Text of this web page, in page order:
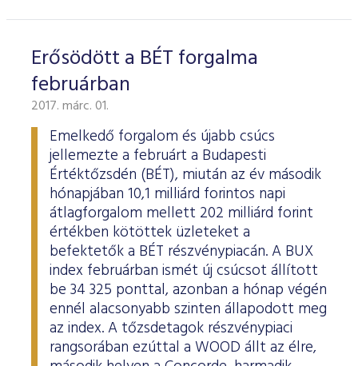
Erősödött a BÉT forgalma
februárban
2017. márc. 01.
Emelkedő forgalom és újabb csúcs
jellemezte a februárt a Budapesti
Értéktőzsdén (BÉT), miután az év második
hónapjában 10,1 milliárd forintos napi
átlagforgalom mellett 202 milliárd forint
értékben kötöttek üzleteket a
befektetők a BÉT részvénypiacán. A BUX
index februárban ismét új csúcsot állított
be 34 325 ponttal, azonban a hónap végén
ennél alacsonyabb szinten állapodott meg
az index. A tőzsdetagok részvénypiaci
rangsorában ezúttal a WOOD állt az élre,